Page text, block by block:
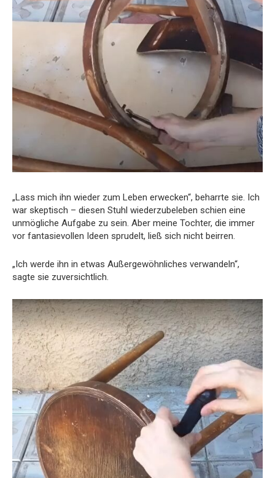
„Lass mich ihn wieder zum Leben erwecken“, beharrte sie. Ich
war skeptisch – diesen Stuhl wiederzubeleben schien eine
unmögliche Aufgabe zu sein. Aber meine Tochter, die immer
vor fantasievollen Ideen sprudelt, ließ sich nicht beirren.
„Ich werde ihn in etwas Außergewöhnliches verwandeln“,
sagte sie zuversichtlich.